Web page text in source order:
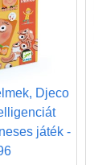
Djeco
játék -